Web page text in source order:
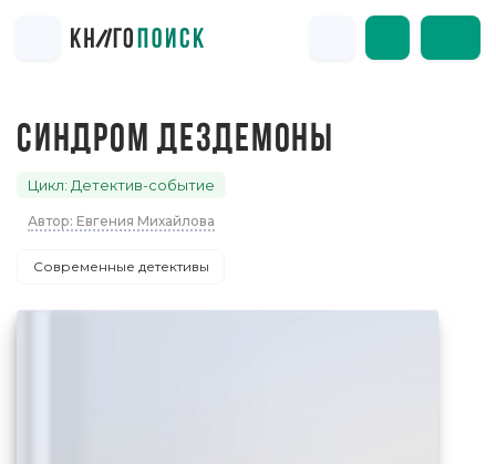
СИНДРОМ ДЕЗДЕМОНЫ
Цикл: Детектив-событие
Автор: Евгения Михайлова
Современные детективы